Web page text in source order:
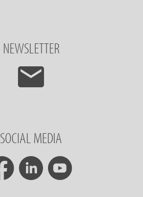
NEWSLETTER
SOCIAL MEDIA